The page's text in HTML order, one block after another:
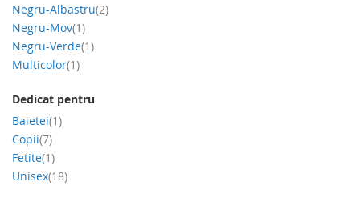
Negru-Albastru 2produs
Negru-Mov 1produs
Negru-Verde 1produs
Multicolor 1produs
Dedicat pentru
Baietei 1produs
Copii 7produs
Fetite 1produs
Unisex 18produs